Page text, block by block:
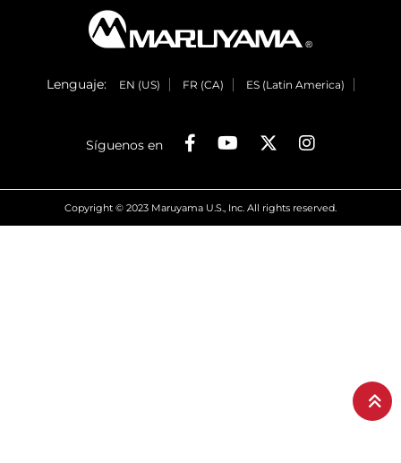
Lenguaje: EN (US) FR (CA) ES (Latin America)
Síguenos en
Copyright © 2023 Maruyama U.S., Inc. All rights reserved.